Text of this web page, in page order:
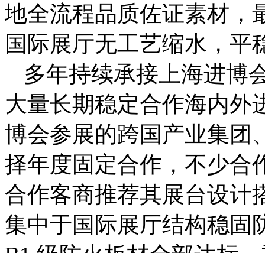
地全流程品质佐证素材，
国际展厅无工艺缩水，平
多年持续承接上海进博
大量长期稳定合作海内外
博会参展的跨国产业集团
择年度固定合作，不少合
合作客商推荐其展台设计
集中于国际展厅结构稳固